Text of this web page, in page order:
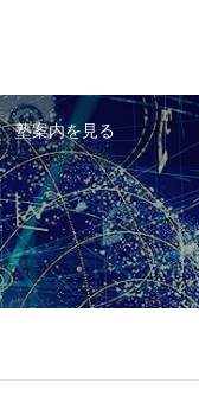
塾案内を見る